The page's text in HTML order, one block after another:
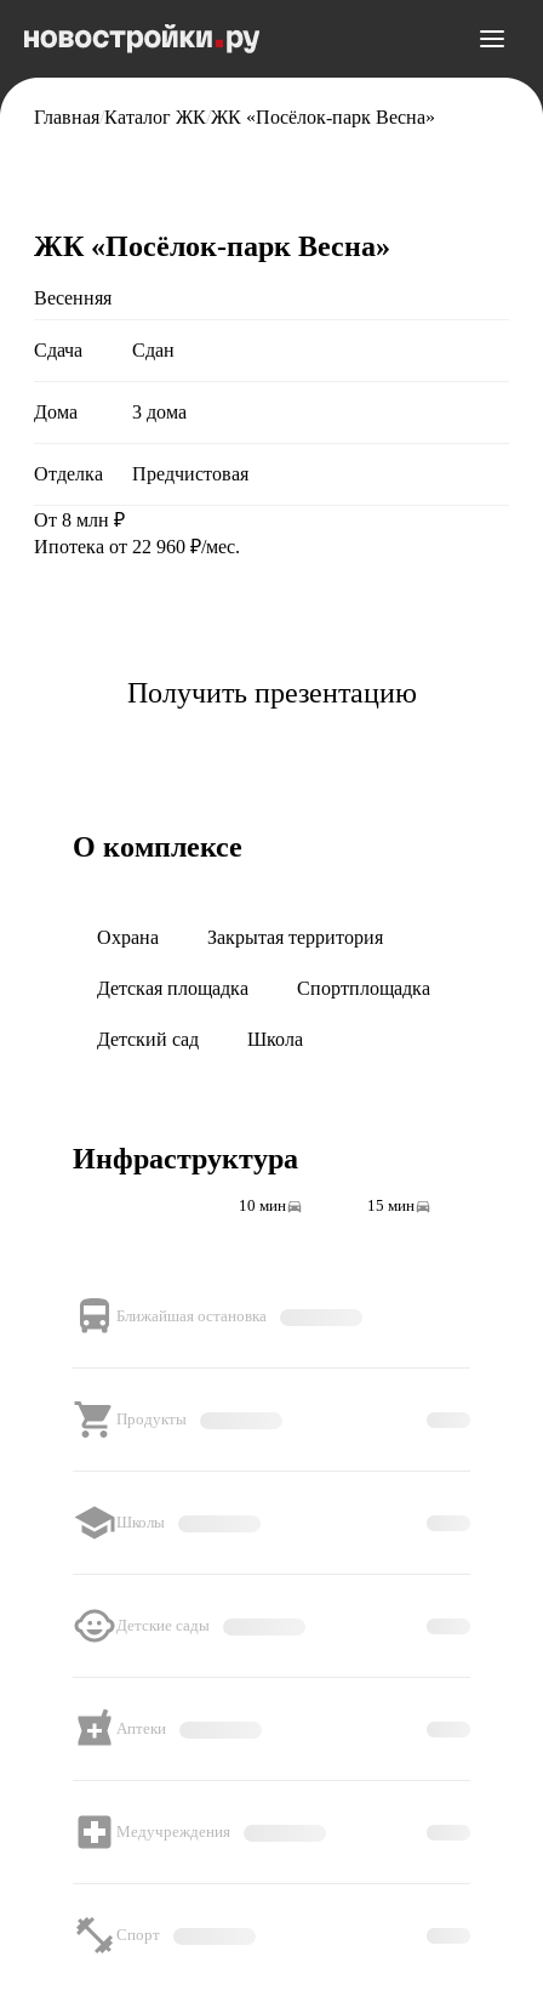
Главная/Каталог ЖК/ЖК «Посёлок-парк Весна»
ЖК «Посёлок-парк Весна»
Весенняя
Сдача Сдан
Дома 3 дома
Отделка Предчистовая
От 8 млн ₽
Ипотека от 22 960 ₽/мес.
Получить презентацию
О комплексе
Охрана Закрытая территория
Детская площадка Спортплощадка
Детский сад Школа
Инфраструктура
10 мин 15 мин
Ближайшая остановка
Продукты
Школы
Детские сады
Аптеки
Медучреждения
Спорт